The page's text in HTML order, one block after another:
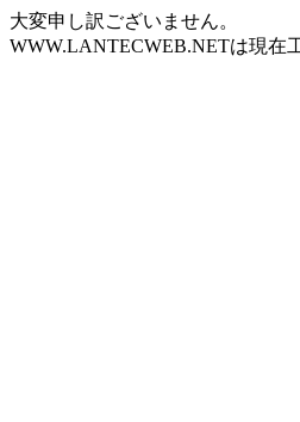
大変申し訳ございません。
WWW.LANTECWEB.NETは現在